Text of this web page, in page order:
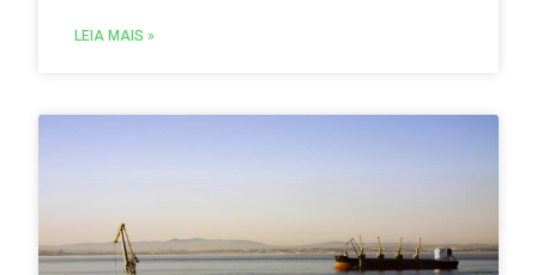
consumir e partilhar energia renovável localmente.
LEIA MAIS »